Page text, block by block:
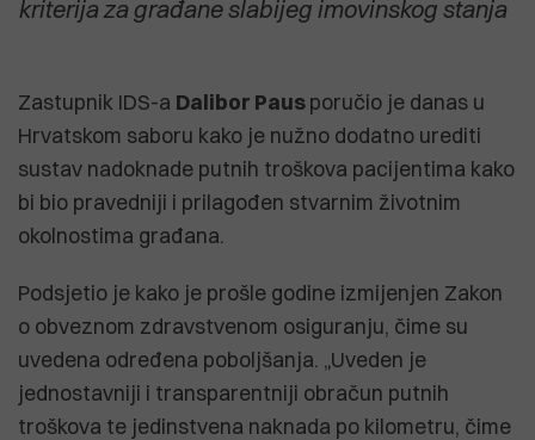
kriterija za građane slabijeg imovinskog stanja
Zastupnik IDS-a Dalibor Pausporučio je danas u
Hrvatskom saboru kako je nužno dodatno urediti
sustav nadoknade putnih troškova pacijentima kako
bi bio pravedniji i prilagođen stvarnim životnim
okolnostima građana.
Podsjetio je kako je prošle godine izmijenjen Zakon
o obveznom zdravstvenom osiguranju, čime su
uvedena određena poboljšanja. „Uveden je
jednostavniji i transparentniji obračun putnih
troškova te jedinstvena naknada po kilometru, čime